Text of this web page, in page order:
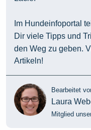
Im Hundeinfoportal
Dir viele Tipps und
den Weg zu geben.
Artikeln!
Bearbeitet
Laura
Mitglied